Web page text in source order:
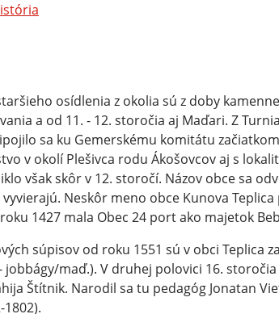
osídlenia z okolia sú z doby
a od 11. - 12. storočia aj Maďari. Z
sa ku Gemerskému komitátu
v okolí Plešivca rodu Ákošovcov aj s
však skôr v 12. storočí. Názov obce sa
Neskôr meno obce Kunova
1427 mala Obec 24 port ako majetok
súpisov od roku 1551 sú v obci Teplica
jobbágy/maď.). V druhej polovici 16.
Štítnik. Narodil sa tu pedagóg Jonatan
1802).